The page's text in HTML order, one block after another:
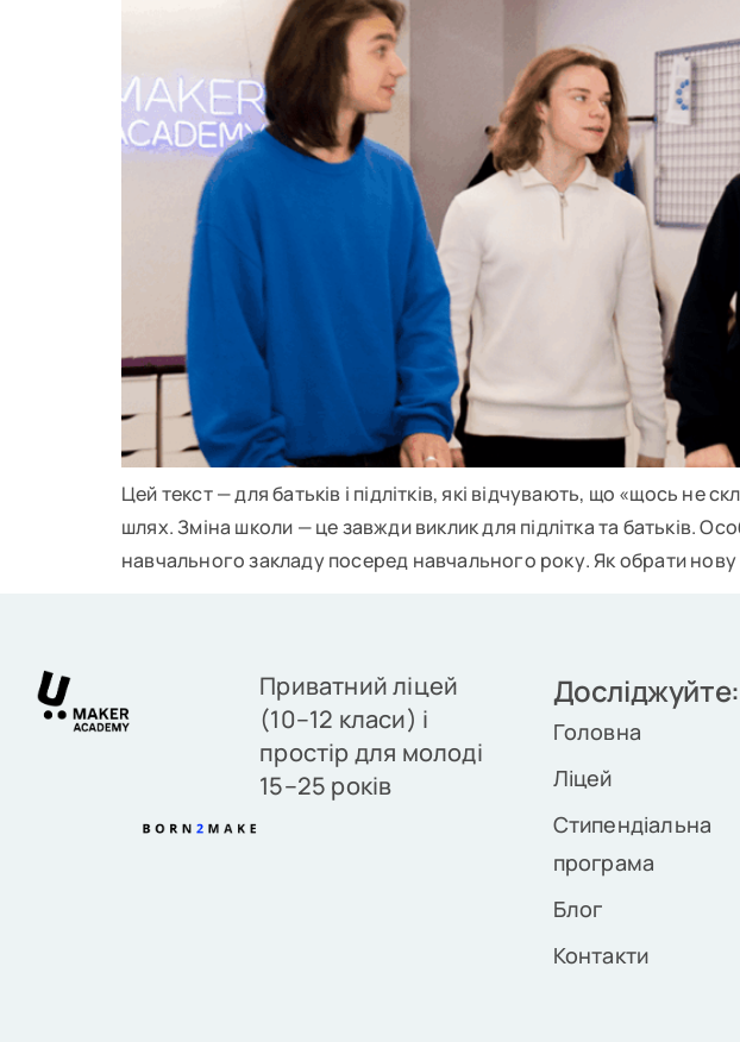
Цей текст — для батьків і підлітків, які відчувають, що «щось не
шлях. Зміна школи — це завжди виклик для підлітка та батьків.
навчального закладу посеред навчального року. Як обрати
Приватний ліцей
(10–12 класи) і
простір для молоді
15–25 років
Досліджуйте:
Головна
Ліцей
Стипендіальна
програма
Блог
Контакти